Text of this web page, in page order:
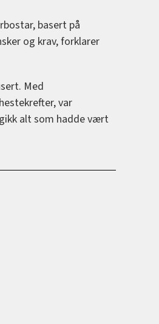
basert på
og krav, forklarer
Med
var
alt som hadde vært